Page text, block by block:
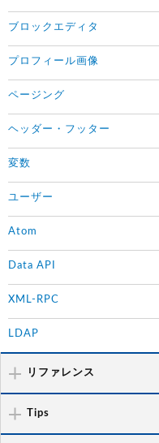
ブロックエディタ
プロフィール画像
ページング
ヘッダー・フッター
変数
ユーザー
Atom
Data API
XML-RPC
LDAP
リファレンス
Tips